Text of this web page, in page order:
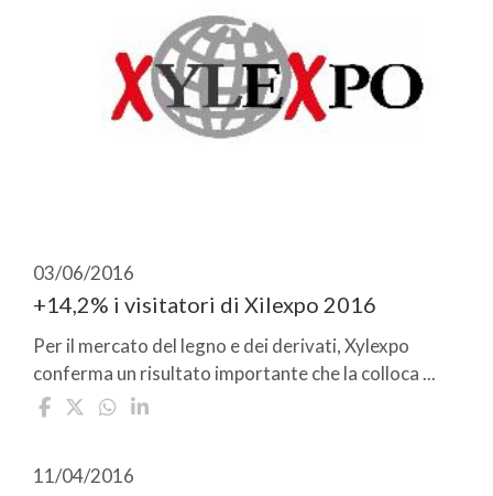
03/06/2016
+14,2% i visitatori di Xilexpo 2016
Per il mercato del legno e dei derivati, Xylexpo
conferma un risultato importante che la colloca ...
11/04/2016